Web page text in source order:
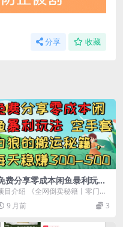
分享 收藏
费分享零成本闲鱼暴利玩法
手套白狼的搬运秘籍，每天
赚300-500
目介绍 《全网倒卖秘籍丨零门槛
运虚拟资料，日赚300-500的躺
模式（附自...
9 月前 3